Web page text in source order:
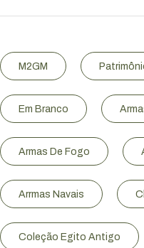
M2GM
Em Branco
Armas De Fogo
Arrmas Navais
Coleção Egito Antigo